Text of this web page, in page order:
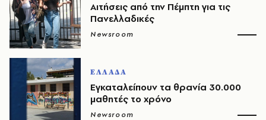
Αιτήσεις από την Πέμπτη για τις
Πανελλαδικές
Newsroom
ΕΛΛΑΔΑ
Εγκαταλείπουν τα θρανία 30.000
μαθητές το χρόνο
Newsroom